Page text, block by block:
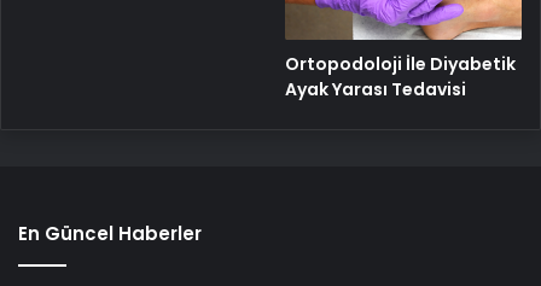
Ortopodoloji İle Diyabetik
Ayak Yarası Tedavisi
En Güncel Haberler